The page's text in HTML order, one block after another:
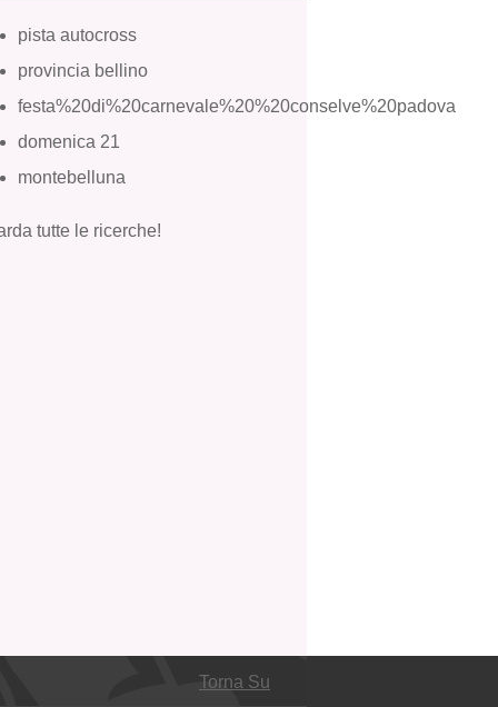
pista autocross
provincia bellino
festa%20di%20carnevale%20%20conselve%20padova
domenica 21
montebelluna
tutte le ricerche!
Torna Su